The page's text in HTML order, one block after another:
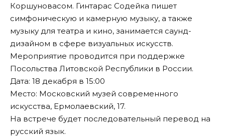
Коршуновасом. Гинтарас Содейка пишет
симфоническую и камерную музыку, а также
музыку для театра и кино, занимается саунд-
дизайном в сфере визуальных искусств.
Мероприятие проводится при поддержке
Посольства Литовской Республики в России.
Дата: 18 декабря в 15:00
Место: Московский музей современного
искусства, Ермолаевский, 17.
На встрече будет последовательный перевод на
русский язык.